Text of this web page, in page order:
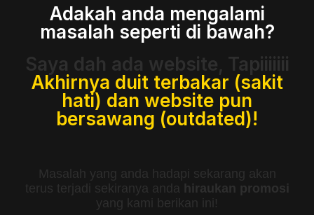
Adakah anda mengalami
masalah seperti di bawah?
Saya dah ada website, Tapiiiiiii
Akhirnya duit terbakar (sakit
hati) dan website pun
bersawang (outdated)!
Masalah yang anda hadapi sekarang akan
terus terjadi sekiranya anda hiraukan promosi
yang kami berikan ini!